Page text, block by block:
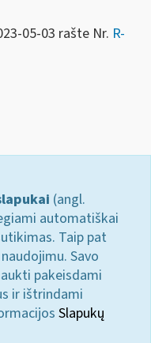
05-03 rašte Nr. R-
(angl.
automatiškai
Taip pat
Savo
pakeisdami
ir ištrindami
Slapukų